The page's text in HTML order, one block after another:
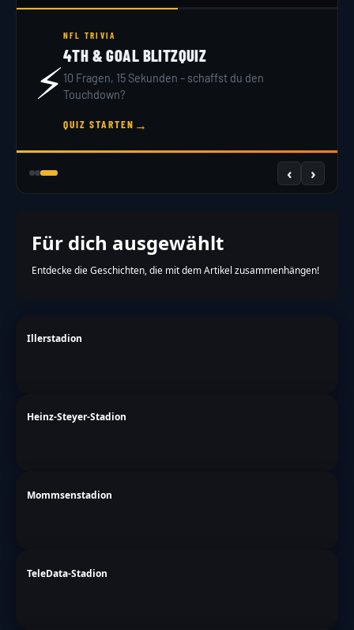
⚡
NFL TRIVIA
4TH & GOAL BLITZQUIZ
10 Fragen, 15 Sekunden – schaffst du den
Touchdown?
QUIZ STARTEN →
‹ ›
Für dich ausgewählt
Entdecke die Geschichten, die mit dem Artikel zusammenhängen!
Illerstadion
Heinz-Steyer-Stadion
Mommsenstadion
TeleData-Stadion